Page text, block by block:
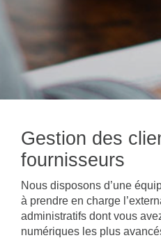
Gestion des
fournisseurs
Nous disposons d’une
à prendre en charge
administratifs dont vous
numériques les plus